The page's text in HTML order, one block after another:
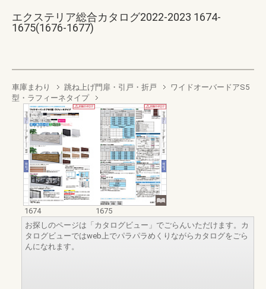
エクステリア総合カタログ2022-2023 1674-
1675(1676-1677)
車庫まわり 跳ね上げ門扉・引戸・折戸
ワイドオーバードアS5
型・ラフィーネタイプ
1674
1675
お探しのページは「カタログビュー」でごらんいただけます。カ
タログビューではweb上でパラパラめくりながらカタログをごら
んになれます。